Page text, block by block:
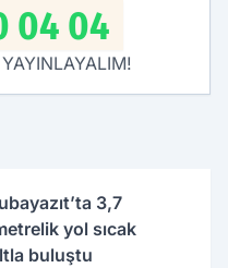
04 04
3,7
yol sıcak
buluştu